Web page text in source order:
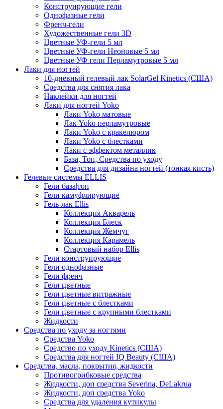
Конструирующие гели
Однофазные гели
Френч-гели
Художественные гели 3D
Цветные УФ-гели 5 мл
Цветные УФ-гели Неоновые 5 мл
Цветные УФ гели Перламутровые 5 мл
Лаки для ногтей
10-дневный гелевый лак SolarGel Kinetics (США)
Средства для снятия лака
Наклейки для ногтей
Лаки для ногтей Yoko
Лаки Yoko матовые
Лак Yoko перламутровые
Лаки Yoko с кракелюром
Лаки Yoko с блестками
Лаки с эффектом металлик
База, Топ, Средства по уходу
Средства для дизайна ногтей (тонкая кисть)
Гелевые системы ELLIS
Гели база|топ
Гели камуфлирующие
Гель-лак Ellis
Коллекция Акварель
Коллекция Блеск
Коллекция Жемчуг
Коллекция Карамель
Стартовый набор Ellis
Гели конструирующие
Гели однофазные
Гели френч
Гели цветные
Гели цветные витражные
Гели цветные с блестками
Гели цветные с крупными блестками
Жидкости
Средства по уходу за ногтями
Средства Yoko
Средство по уходу Kinetics (США)
Средства для ногтей IQ Beauty (США)
Средства, масла, покрытия, жидкости
Противогрибковые средства
Жидкости, доп средства Severina, DeLakrua
Жидкости, доп средства Yoko
Средства для удаления кутикулы